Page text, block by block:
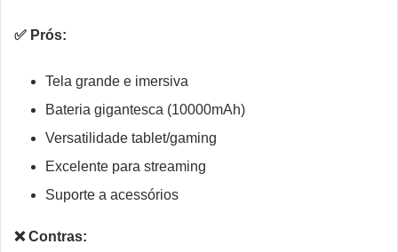
✅ Prós:
Tela grande e imersiva
Bateria gigantesca (10000mAh)
Versatilidade tablet/gaming
Excelente para streaming
Suporte a acessórios
❌ Contras: